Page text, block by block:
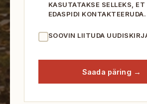
KASUTATAKSE SELLEKS,
EDASPIDI KONTAKTEERUDA.
SOOVIN LIITUDA
Saada päring →